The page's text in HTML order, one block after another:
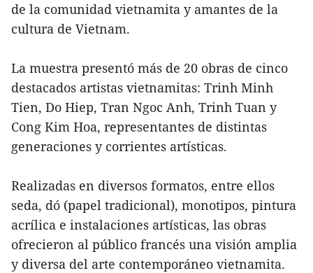
de la comunidad vietnamita y amantes de la
cultura de Vietnam.
La muestra presentó más de 20 obras de cinco
destacados artistas vietnamitas: Trinh Minh
Tien, Do Hiep, Tran Ngoc Anh, Trinh Tuan y
Cong Kim Hoa, representantes de distintas
generaciones y corrientes artísticas.
Realizadas en diversos formatos, entre ellos
seda, dó (papel tradicional), monotipos, pintura
acrílica e instalaciones artísticas, las obras
ofrecieron al público francés una visión amplia
y diversa del arte contemporáneo vietnamita.